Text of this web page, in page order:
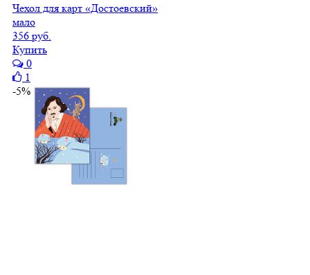
Чехол для карт «Достоевский»
мало
356 руб.
Купить
0
1
-5%